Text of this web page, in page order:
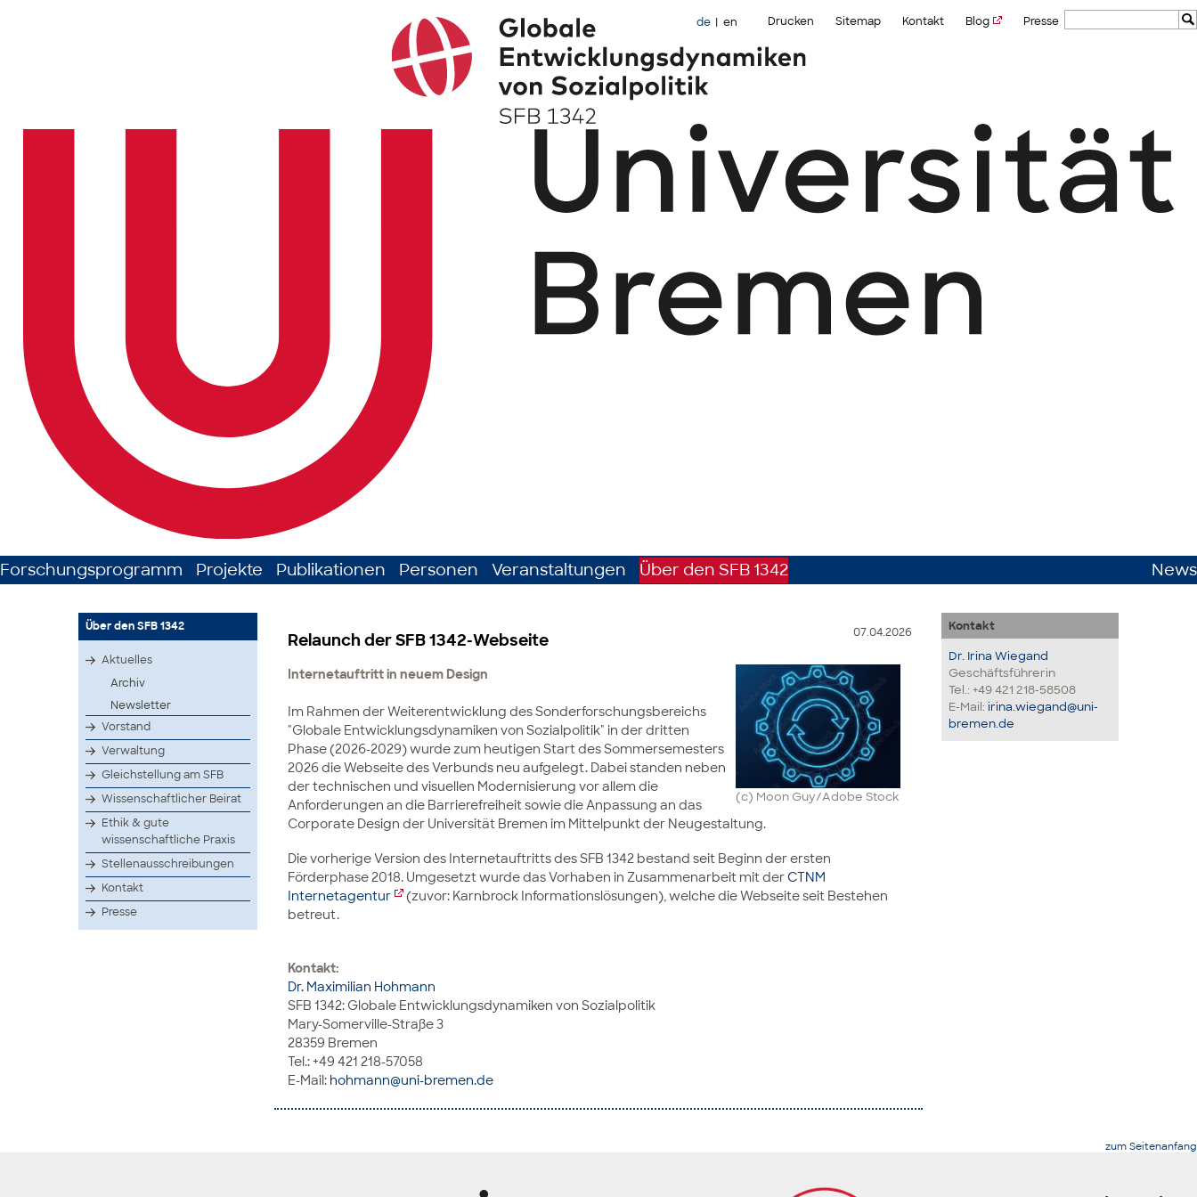
de en Drucken Sitemap Kontakt Blog Presse
Forschungsprogramm Projekte Publikationen Personen Veranstaltungen Über den SFB 1342 News
Über den SFB 1342
Aktuelles
Archiv
Newsletter
Vorstand
Verwaltung
Gleichstellung am SFB
Wissenschaftlicher Beirat
Ethik & gute
wissenschaftliche Praxis
Stellenausschreibungen
Kontakt
Presse
07.04.2026
Relaunch der SFB 1342-Webseite
(c) Moon Guy/Adobe Stock
Internetauftritt in neuem Design
Im Rahmen der Weiterentwicklung des Sonderforschungsbereichs
"Globale Entwicklungsdynamiken von Sozialpolitik" in der dritten
Phase (2026-2029) wurde zum heutigen Start des Sommersemesters
2026 die Webseite des Verbunds neu aufgelegt. Dabei standen neben
der technischen und visuellen Modernisierung vor allem die
Anforderungen an die Barrierefreiheit sowie die Anpassung an das
Corporate Design der Universität Bremen im Mittelpunkt der Neugestaltung.
Die vorherige Version des Internetauftritts des SFB 1342 bestand seit Beginn der ersten
Förderphase 2018. Umgesetzt wurde das Vorhaben in Zusammenarbeit mit derCTNM
Internetagentur
(zuvor: Karnbrock Informationslösungen), welche die Webseite seit Bestehen
betreut.
Kontakt:
Dr. Maximilian Hohmann
SFB 1342: Globale Entwicklungsdynamiken von Sozialpolitik
Mary-Somerville-Straße 3
28359 Bremen
Tel.: +49 421 218-57058
E-Mail: hohmann@uni-bremen.de
Kontakt
Dr. Irina Wiegand
Geschäftsführerin
Tel.: +49 421 218-58508
E-Mail: irina.wiegand@uni-
bremen.de
zum Seitenanfang